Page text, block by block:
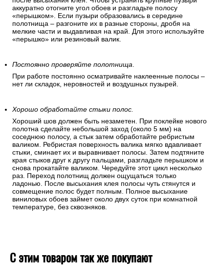
аккуратно отогните угол обоев и разгладьте полосу
«перышком». Если пузыри образовались в середине
полотнища – разгоните их в разные стороны, дробя на
мелкие части и выдавливая на край. Для этого используйте
«перышко» или резиновый валик.
Постоянно проверяйте полотнища.
При работе постоянно осматривайте наклеенные полосы –
нет ли складок, неровностей и воздушных пузырей.
Хорошо обработайте стыки полос.
Хороший шов должен быть незаметен. При поклейке нового
полотна сделайте небольшой заход (около 5 мм) на
соседнюю полосу, а стык затем обработайте ребристым
валиком. Ребристая поверхность валика мягко вдавливает
стыки, сминает их и выравнивает полосы. Затем подтяните
края стыков друг к другу пальцами, разгладьте перышком и
снова прокатайте валиком. Чередуйте этот цикл несколько
раз. Переход полотнищ должен ощущаться только
ладонью. После высыхания клея полосы чуть стянутся и
совмещение полос будет полным. Полное высыхание
виниловых обоев займет около двух суток при комнатной
температуре, без сквозняков.
С этим товаром так же покупают